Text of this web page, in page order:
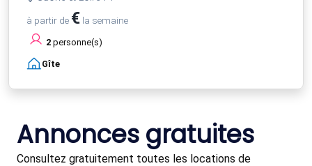
à partir de € la semaine
2 personne(s)
Gîte
Annonces gratuites
Consultez gratuitement toutes les locations de